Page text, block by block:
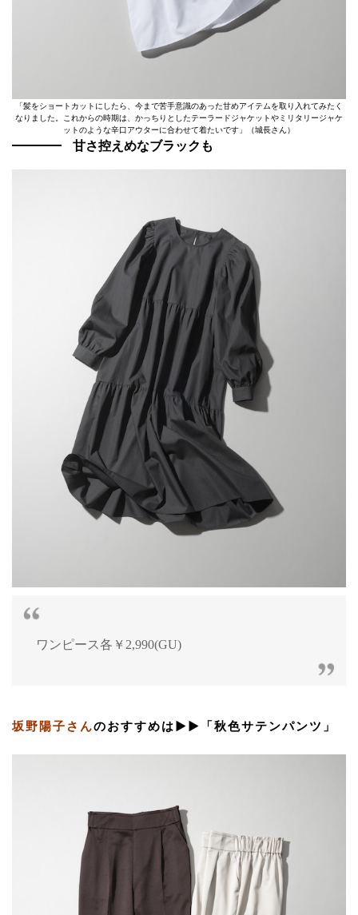
「髪をショートカットにしたら、今まで苦手意識のあった甘めアイテムを取り入れてみたく
なりました。これからの時期は、かっちりとしたテーラードジャケットやミリタリージャケ
ットのような辛口アウターに合わせて着たいです」（城長さん）
甘さ控えめなブラックも
ワンピース各￥2,990(GU)
坂野陽子さんのおすすめは▶︎▶︎「秋色サテンパンツ」